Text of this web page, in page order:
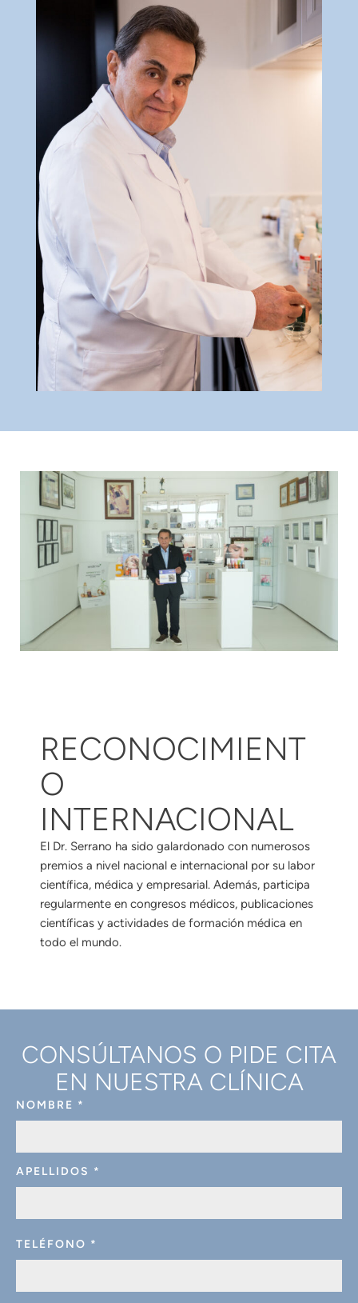
RECONOCIMIENT
O
INTERNACIONAL
El Dr. Serrano ha sido galardonado con numerosos
premios a nivel nacional e internacional por su labor
científica, médica y empresarial. Además, participa
regularmente en congresos médicos, publicaciones
científicas y actividades de formación médica en
todo el mundo.
CONSÚLTANOS O PIDE CITA
EN NUESTRA CLÍNICA
NOMBRE *
APELLIDOS *
TELÉFONO *